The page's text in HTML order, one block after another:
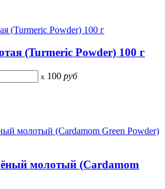
(Turmeric Powder) 100 г
x 100 руб
молотый (Cardamom